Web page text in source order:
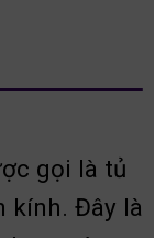
gọi là tủ
kính. Đây là